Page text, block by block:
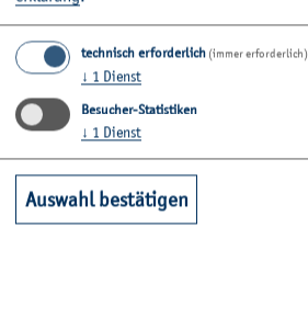
technisch erforderlich (immer erforderlich)
↓ 1 Dienst
Besucher-Statistiken
↓ 1 Dienst
Auswahl bestätigen